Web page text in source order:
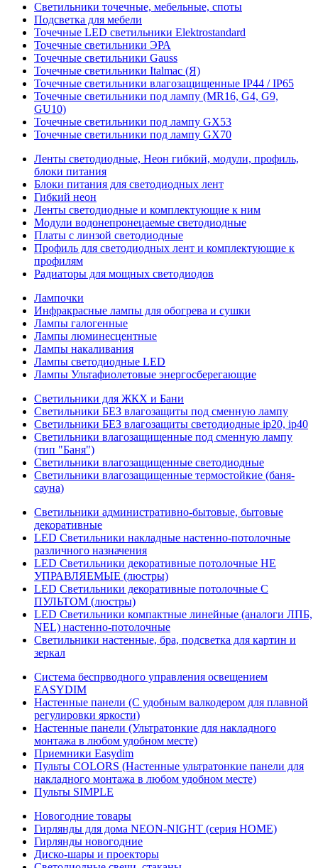
Светильники точечные, мебельные, споты
Подсветка для мебели
Точечные LED светильники Elektrostandard
Точечные светильники ЭРА
Точечные светильники Gauss
Точечные светильники Italmac (Я)
Точечные светильники влагозащищенные IP44 / IP65
Точечные светильники под лампу (MR16, G4, G9,
GU10)
Точечные светильники под лампу GX53
Точечные светильники под лампу GX70
Ленты светодиодные, Неон гибкий, модули, профиль,
блоки питания
Блоки питания для светодиодных лент
Гибкий неон
Ленты светодиодные и комплектующие к ним
Модули водонепронецаемые светодиодные
Платы с линзой светодиодные
Профиль для светодиодных лент и комплектующие к
профилям
Радиаторы для мощных светодиодов
Лампочки
Инфракрасные лампы для обогрева и сушки
Лампы галогенные
Лампы люминесцентные
Лампы накаливания
Лампы светодиодные LED
Лампы Ультафиолетовые энергосберегающие
Светильники для ЖКХ и Бани
Светильники БЕЗ влагозащиты под сменную лампу
Светильники БЕЗ влагозащиты светодиодные ip20, ip40
Светильники влагозащищенные под сменную лампу
(тип "Баня")
Светильники влагозащищенные светодиодные
Светильники влагозащищенные термостойкие (баня-
сауна)
Светильники административно-бытовые, бытовые
декоративные
LED Cветильники накладные настенно-потолочные
различного назначения
LED Светильники декоративные потолочные НЕ
УПРАВЛЯЕМЫЕ (люстры)
LED Светильники декоративные потолочные С
ПУЛЬТОМ (люстры)
LED Светильники компактные линейные (аналоги ЛПБ,
NEL) настенно-потолочные
Светильники настенные, бра, подсветка для картин и
зеркал
Система беспрводного управления освещением
EASYDIM
Настенные панели (С удобным валкодером для плавной
регулировки яркости)
Настенные панели (Ультратонкие для накладного
монтажа в любом удобном месте)
Приемники Easydim
Пульты COLORS (Настенные ультратонкие панели для
накладного монтажа в любом удобном месте)
Пульты SIMPLE
Новогодние товары
Гирлянды для дома NEON-NIGHT (серия HOME)
Гирлянды новогодние
Диско-шары и проекторы